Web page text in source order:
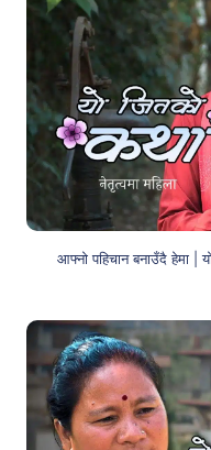
आफ्नो पहिचान बनाउँदै हेमा